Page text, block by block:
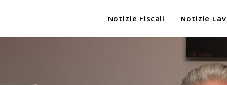
Notizie Fiscali Notizie